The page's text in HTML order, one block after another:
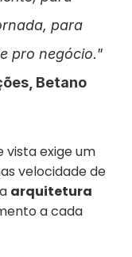
para
pro negócio."
Betano
Escalar sem perder o jogador de vista exige um
velocidade de
arquitetura
a cada